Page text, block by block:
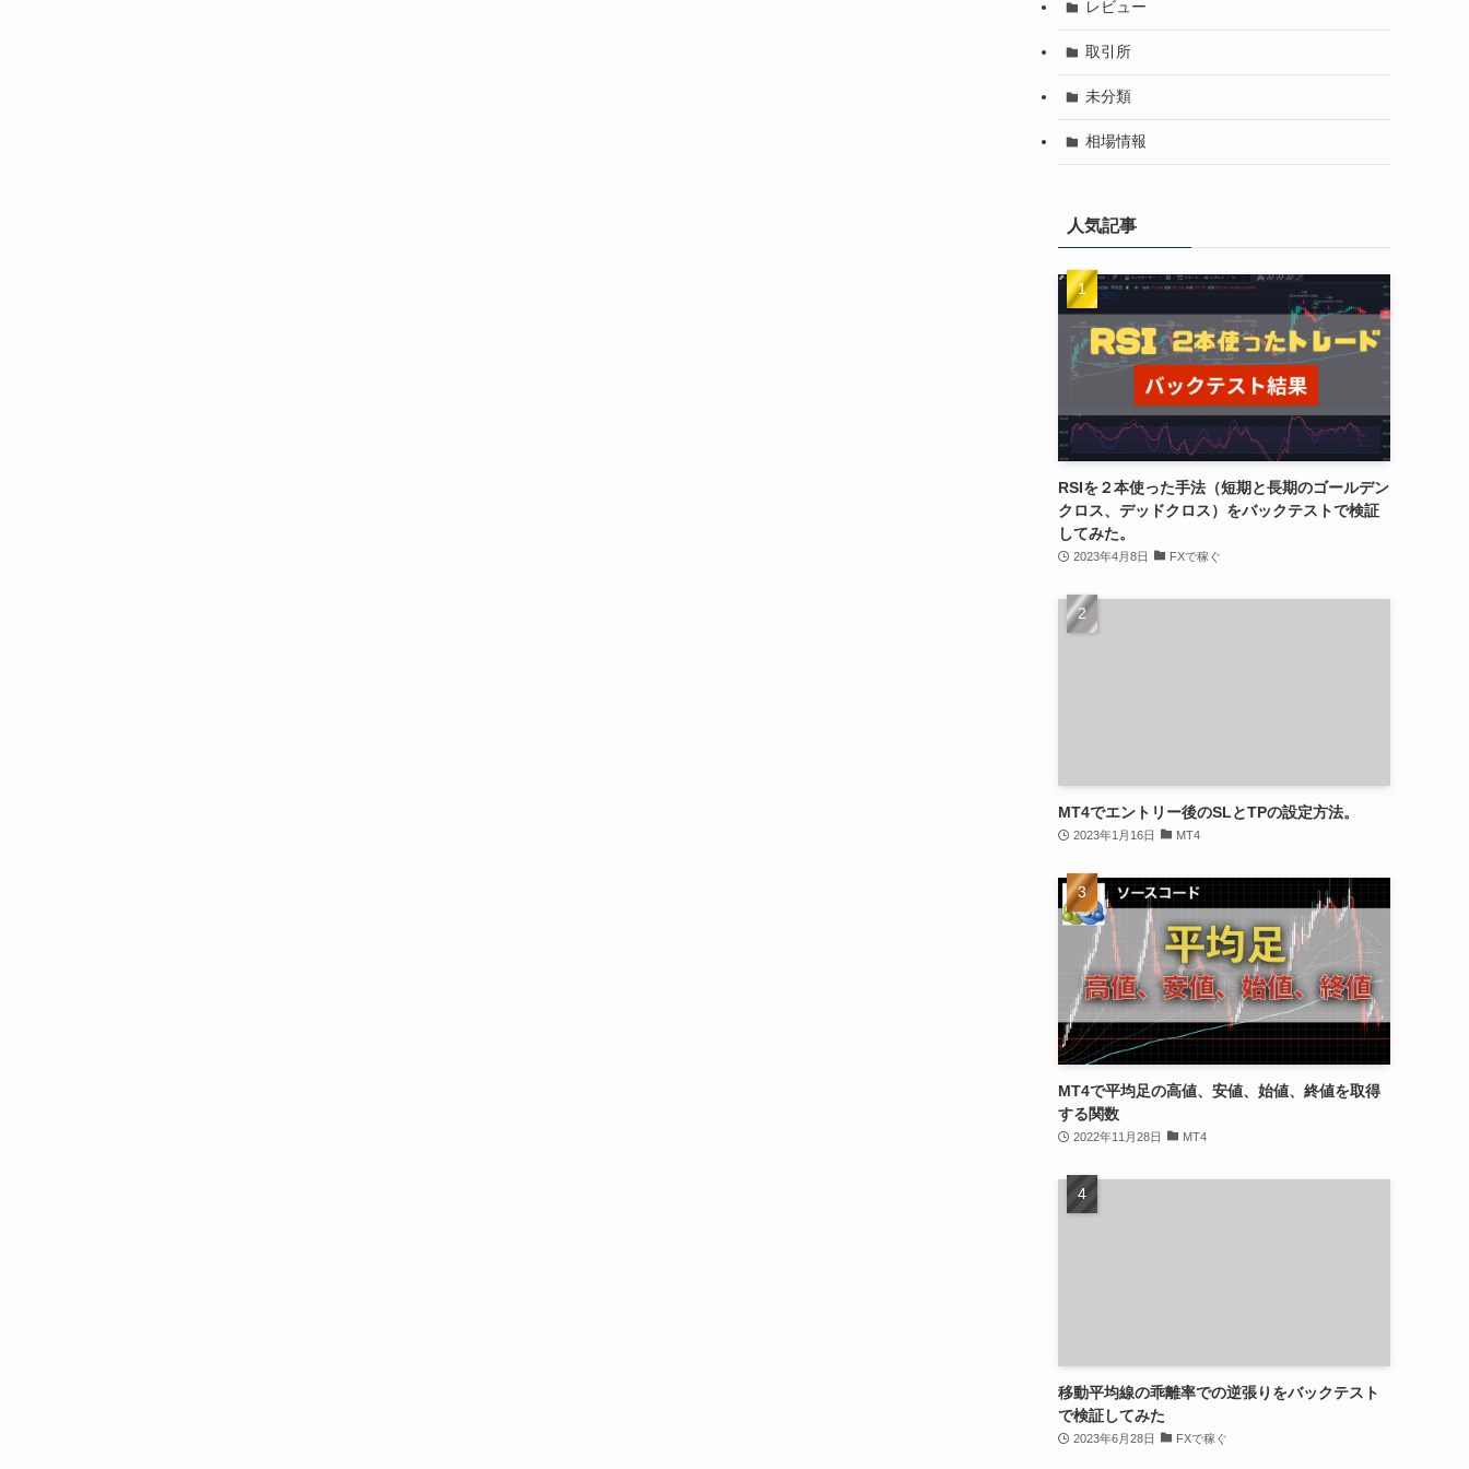
レビュー
取引所
未分類
相場情報
人気記事
RSIを２本使った手法（短期と長期のゴールデン
クロス、デッドクロス）をバックテストで検証
してみた。
2023年4月8日 FXで稼ぐ
MT4でエントリー後のSLとTPの設定方法。
2023年1月16日 MT4
MT4で平均足の高値、安値、始値、終値を取得
する関数
2022年11月28日 MT4
移動平均線の乖離率での逆張りをバックテスト
で検証してみた
2023年6月28日 FXで稼ぐ